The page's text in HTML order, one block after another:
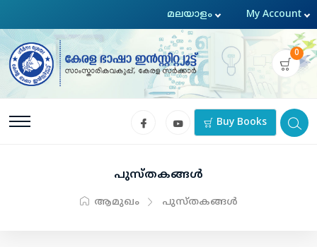
0
Buy Books
പുസ്തകങ്ങള്‍
ആമുഖം പുസ്തകങ്ങള്‍